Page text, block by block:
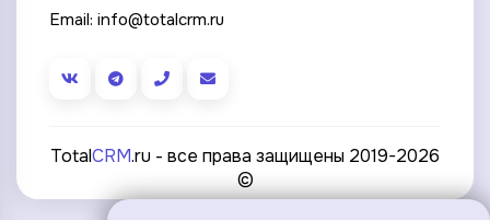
Email: info@totalcrm.ru
TotalCRM.ru - все права защищены 2019-2026
©